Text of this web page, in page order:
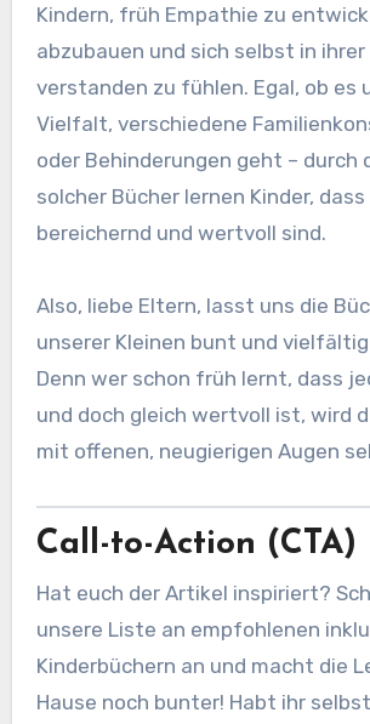
Kindern, früh Empathie zu
abzubauen und sich selbst in
verstanden zu fühlen. Egal, ob es
Vielfalt, verschiedene
oder Behinderungen geht – durch
solcher Bücher lernen Kinder,
bereichernd und wertvoll sind.
Also, liebe Eltern, lasst uns die
unserer Kleinen bunt und
Denn wer schon früh lernt, dass
und doch gleich wertvoll ist, wird
mit offenen, neugierigen Augen
Call-to-Action (CTA)
Hat euch der Artikel inspiriert?
unsere Liste an empfohlenen
Kinderbüchern an und macht die
Hause noch bunter! Habt ihr